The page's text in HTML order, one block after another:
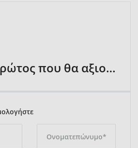
Γίνετε ο πρώτος που θα αξιολογήσει